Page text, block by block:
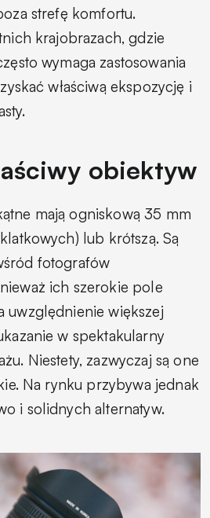
strefę komfortu.
krajobrazach, gdzie
wymaga zastosowania
właściwą ekspozycję i
obiektyw
mają ogniskową 35 mm
lub krótszą. Są
fotografów
ich szerokie pole
uwzględnienie większej
w spektakularny
Niestety, zazwyczaj są one
Na rynku przybywa jednak
i solidnych alternatyw.